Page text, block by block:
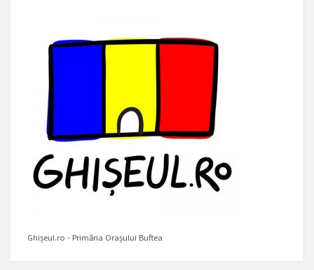
Ghișeul.ro - Primăria Orașului Buftea